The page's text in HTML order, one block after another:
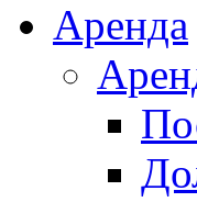
Аренда